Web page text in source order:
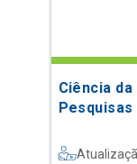
Ciência